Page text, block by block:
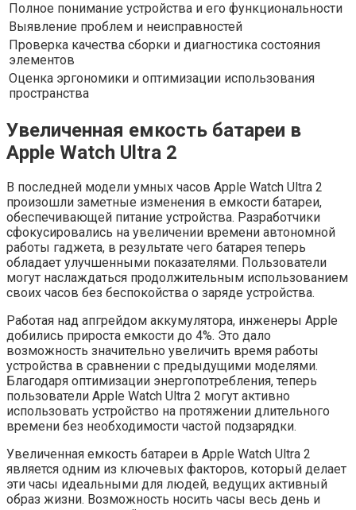
Полное понимание устройства и его функциональности
Выявление проблем и неисправностей
Проверка качества сборки и диагностика состояния
элементов
Оценка эргономики и оптимизации использования
пространства
Увеличенная емкость батареи в
Apple Watch Ultra 2
В последней модели умных часов Apple Watch Ultra 2
произошли заметные изменения в емкости батареи,
обеспечивающей питание устройства. Разработчики
сфокусировались на увеличении времени автономной
работы гаджета, в результате чего батарея теперь
обладает улучшенными показателями. Пользователи
могут наслаждаться продолжительным использованием
своих часов без беспокойства о заряде устройства.
Работая над апгрейдом аккумулятора, инженеры Apple
добились прироста емкости до 4%. Это дало
возможность значительно увеличить время работы
устройства в сравнении с предыдущими моделями.
Благодаря оптимизации энергопотребления, теперь
пользователи Apple Watch Ultra 2 могут активно
использовать устройство на протяжении длительного
времени без необходимости частой подзарядки.
Увеличенная емкость батареи в Apple Watch Ultra 2
является одним из ключевых факторов, который делает
эти часы идеальными для людей, ведущих активный
образ жизни. Возможность носить часы весь день и